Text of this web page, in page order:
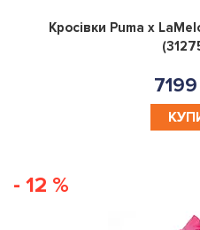
Кросівки Puma x
- 12 %